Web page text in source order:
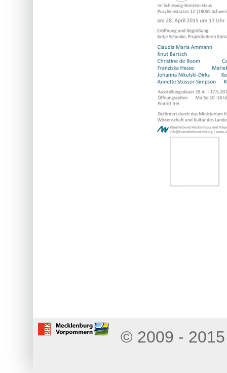
© 2009 -